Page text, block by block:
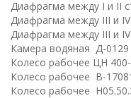
Диафрагма между I и II
Диафрагма между III и
Диафрагма между III и
Камера водяная Д-0129
Колесо рабочее ЦН
Колесо рабочее В-
Колесо рабочее